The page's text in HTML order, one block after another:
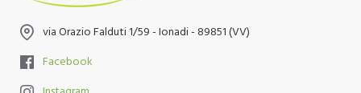
via Orazio Falduti 1/59 - Ionadi - 89851 (VV)
Facebook